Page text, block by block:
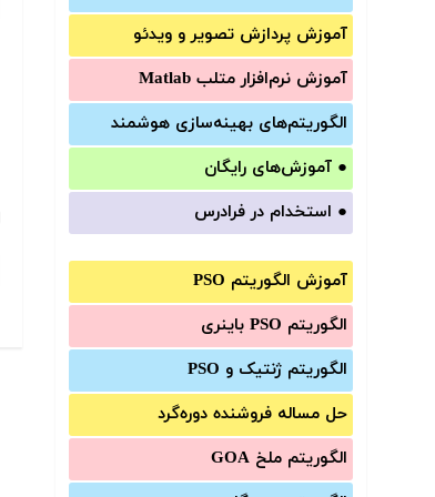
آموزش‌ پردازش تصویر و ویدئو
آموزش‌ نرم‌افزار متلب Matlab
الگوریتم‌های بهینه‌سازی هوشمند
● آموزش‌های رایگان
● استخدام در فرادرس
آموزش الگوریتم PSO
الگوریتم PSO باینری
الگوریتم ژنتیک و PSO
حل مساله فروشنده دوره‌گرد
الگوریتم ملخ GOA